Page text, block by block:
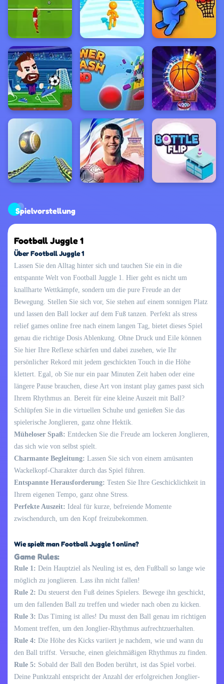
Spielvorstellung
Football Juggle 1
Über Football Juggle 1
Lassen Sie den Alltag hinter sich und tauchen Sie ein in die
entspannte Welt von Football Juggle 1. Hier geht es nicht um
knallharte Wettkämpfe, sondern um die pure Freude an der
Bewegung. Stellen Sie sich vor, Sie stehen auf einem sonnigen Platz
und lassen den Ball locker auf dem Fuß tanzen. Perfekt als stress
relief games online free nach einem langen Tag, bietet dieses Spiel
genau die richtige Dosis Ablenkung. Ohne Druck und Eile können
Sie hier Ihre Reflexe schärfen und dabei zusehen, wie Ihr
persönlicher Rekord mit jedem geschickten Touch in die Höhe
klettert. Egal, ob Sie nur ein paar Minuten Zeit haben oder eine
längere Pause brauchen, diese Art von instant play games passt sich
Ihrem Rhythmus an. Bereit für eine kleine Auszeit mit Ball?
Schlüpfen Sie in die virtuellen Schuhe und genießen Sie das
spielerische Jonglieren, ganz ohne Hektik.
Müheloser Spaß: Entdecken Sie die Freude am lockeren Jonglieren,
das sich wie von selbst spielt.
Charmante Begleitung: Lassen Sie sich von einem amüsanten
Wackelkopf-Charakter durch das Spiel führen.
Entspannte Herausforderung: Testen Sie Ihre Geschicklichkeit in
Ihrem eigenen Tempo, ganz ohne Stress.
Perfekte Auszeit: Ideal für kurze, befreiende Momente
zwischendurch, um den Kopf freizubekommen.
Wie spielt man Football Juggle 1 online?
Game Rules:
Rule 1: Dein Hauptziel als Neuling ist es, den Fußball so lange wie
möglich zu jonglieren. Lass ihn nicht fallen!
Rule 2: Du steuerst den Fuß deines Spielers. Bewege ihn geschickt,
um den fallenden Ball zu treffen und wieder nach oben zu kicken.
Rule 3: Das Timing ist alles! Du musst den Ball genau im richtigen
Moment treffen, um den Jonglier-Rhythmus aufrechtzuerhalten.
Rule 4: Die Höhe des Kicks variiert je nachdem, wie und wann du
den Ball triffst. Versuche, einen gleichmäßigen Rhythmus zu finden.
Rule 5: Sobald der Ball den Boden berührt, ist das Spiel vorbei.
Deine Punktzahl entspricht der Anzahl der erfolgreichen Jonglier-